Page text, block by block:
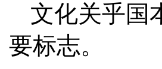
文化关乎国
要标志。